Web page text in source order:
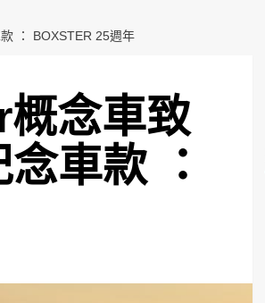
： BOXSTER 25週年
念車致
車款 ：